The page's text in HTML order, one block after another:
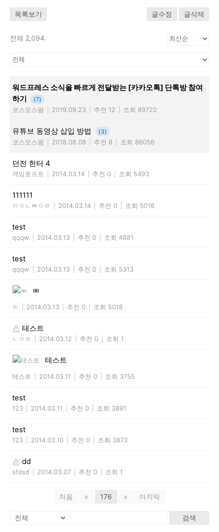
목록보기 글수정 글삭제
전체 2,094
워드프레스 소식을 빠르게 전달받는 [카카오톡] 단톡방 참여
하기
(7)
코스모스팜 2019.09.23 추천 12 조회 89722
유튜브 동영상 삽입 방법 (3)
코스모스팜 2018.08.08 추천 8 조회 86056
던전 헌터 4
게임로프트 2014.03.14 추천 0 조회 5493
111111
ㅁㅇㄴㄻㅇㄹ 2014.03.14 추천 0 조회 5016
test
qqqw 2014.03.13 추천 0 조회 4881
test
qqqw 2014.03.13 추천 0 조회 5313
ㅃ
ㅌ 2014.03.13 추천 0 조회 5018
테스트
ㄴㅇㄹ 2014.03.12 추천 0 조회 1
테스트
테스트 2014.03.11 추천 0 조회 3755
test
123 2014.03.11 추천 0 조회 3891
test
123 2014.03.10 추천 0 조회 3873
dd
sfdsd 2014.03.07 추천 0 조회 1
처음 « 176 » 마지막
검색